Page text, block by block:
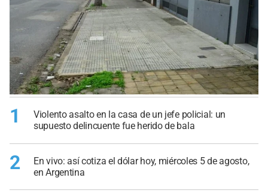
1
Violento asalto en la casa de un jefe policial: un
supuesto delincuente fue herido de bala
2
En vivo: así cotiza el dólar hoy, miércoles 5 de agosto,
en Argentina